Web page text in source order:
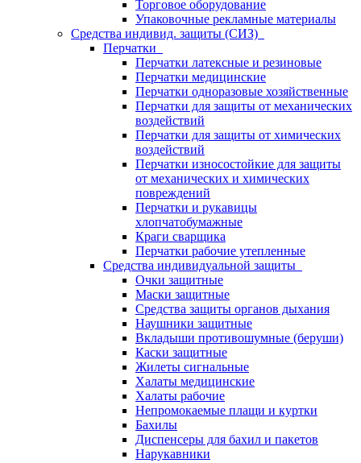
Торговое оборудование
Упаковочные рекламные материалы
Средства индивид. защиты (СИЗ)
Перчатки
Перчатки латексные и резиновые
Перчатки медицинские
Перчатки одноразовые хозяйственные
Перчатки для защиты от механических
воздействий
Перчатки для защиты от химических
воздействий
Перчатки износостойкие для защиты
от механических и химических
повреждений
Перчатки и рукавицы
хлопчатобумажные
Краги сварщика
Перчатки рабочие утепленные
Средства индивидуальной защиты
Очки защитные
Маски защитные
Средства защиты органов дыхания
Наушники защитные
Вкладыши противошумные (беруши)
Каски защитные
Жилеты сигнальные
Халаты медицинские
Халаты рабочие
Непромокаемые плащи и куртки
Бахилы
Диспенсеры для бахил и пакетов
Нарукавники